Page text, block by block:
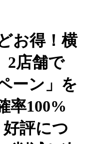
お得！横
2店舗で
ーン」を
率100%
評につ